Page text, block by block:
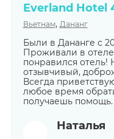
Everland Hotel
Вьетнам, Дананг
Были в Дананге с
Проживали в
понравился
отзывчивый,
Всегда
любое время
получаешь
Наталья